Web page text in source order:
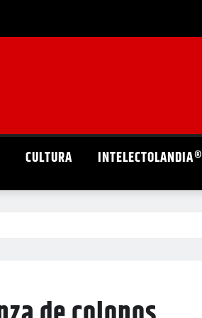
CULTURA INTELECTOLANDIA®